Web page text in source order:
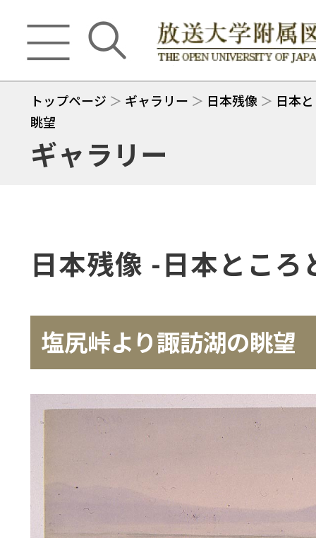
トップページ ＞ ギャラリー ＞ 日本残像 ＞ 日本
眺望
ギャラリー
日本残像 -日本ところ
塩尻峠より諏訪湖の眺望